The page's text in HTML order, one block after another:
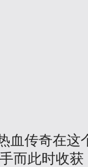
血传奇在这
而此时收